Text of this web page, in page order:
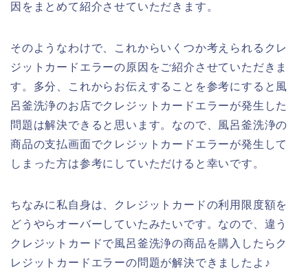
因をまとめて紹介させていただきます。
そのようなわけで、これからいくつか考えられるクレ
ジットカードエラーの原因をご紹介させていただきま
す。多分、これからお伝えすることを参考にすると風
呂釜洗浄のお店でクレジットカードエラーが発生した
問題は解決できると思います。なので、風呂釜洗浄の
商品の支払画面でクレジットカードエラーが発生して
しまった方は参考にしていただけると幸いです。
ちなみに私自身は、クレジットカードの利用限度額を
どうやらオーバーしていたみたいです。なので、違う
クレジットカードで風呂釜洗浄の商品を購入したらク
レジットカードエラーの問題が解決できましたよ♪